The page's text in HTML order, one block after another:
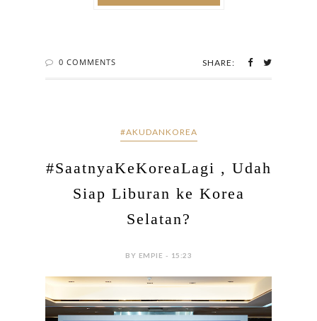
0 COMMENTS SHARE:
#AKUDANKOREA
#SaatnyaKeKoreaLagi , Udah
Siap Liburan ke Korea
Selatan?
BY EMPIE - 15:23